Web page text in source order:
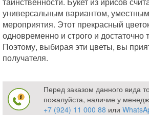
универсальным вариантом,
мероприятия. Этот прекрасный
одновременно и строго и достаточно
Поэтому, выбирая эти цветы, вы
получателя.
Перед заказом данного вида
пожалуйста, наличие у
+7 (924) 11 000 88 или